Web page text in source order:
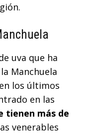
uva que ha
Manchuela
los últimos
en las
tienen más de
venerables